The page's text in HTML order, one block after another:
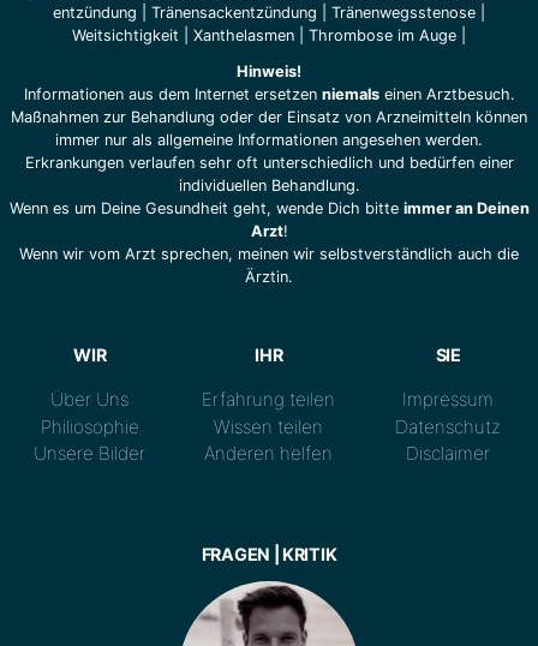
entzündung
Tränensackentzündung Tränenwegsstenose
Weitsichtigkeit
Xanthelasmen Thrombose im Auge
Hinweis!
Informationen aus dem Internet ersetzen niemalseinen Arztbesuch.
Maßnahmen zur Behandlung oder der Einsatz von Arzneimitteln können
immer nur als allgemeine Informationen angesehen werden.
Erkrankungen verlaufen sehr oft unterschiedlich und bedürfen einer
individuellen Behandlung.
Wenn es um Deine Gesundheit geht, wende Dich bitte immer an Deinen
Arzt!
Wenn wir vom Arzt sprechen, meinen wir selbstverständlich auch die
Ärztin.
WIR
Über Uns
Philiosophie
Unsere Bilder
IHR
Erfahrung teilen
Wissen teilen
Anderen helfen
SIE
Impressum
Datenschutz
Disclaimer
FRAGEN | KRITIK